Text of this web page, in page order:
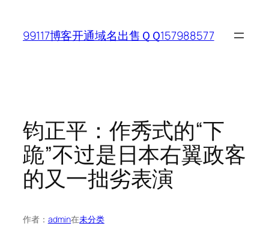
99117博客开通域名出售ＱＱ157988577
钧正平：作秀式的“下
跪”不过是日本右翼政客
的又一拙劣表演
作者： admin在未分类